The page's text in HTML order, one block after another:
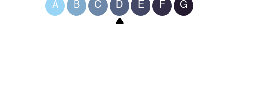
A B C D E F G